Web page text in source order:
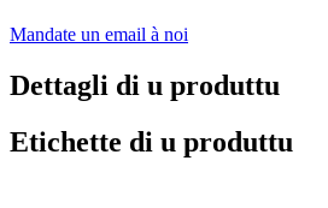
Mandate un email à noi
Dettagli di u produttu
Etichette di u produttu